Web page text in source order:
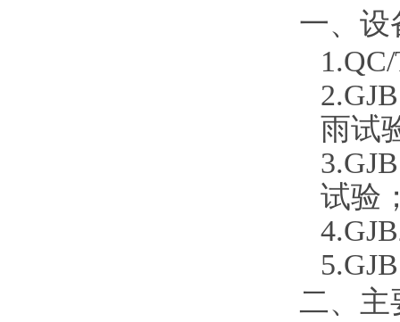
一、 设
1.
2.
雨试
3.
试验
4.
5.
二、主